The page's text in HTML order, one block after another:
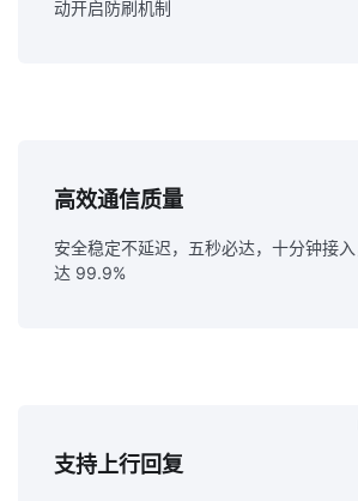
动开启防刷机制
高效通信质量
安全稳定不延迟，五秒必达，十分钟接
达 99.9%
支持上行回复